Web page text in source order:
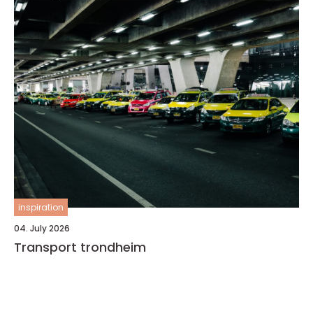
inspiration
04. July 2026
Transport trondheim